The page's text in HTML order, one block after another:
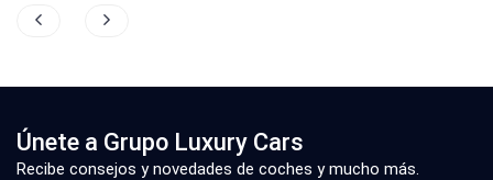
Únete a Grupo Luxury Cars
Recibe consejos y novedades de coches y mucho más.